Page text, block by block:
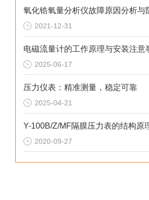
2021-12-31
电磁流量计的工作原理与安装注意
2025-06-17
压力仪表：精准测量，稳定可靠
2025-04-21
2020-09-27